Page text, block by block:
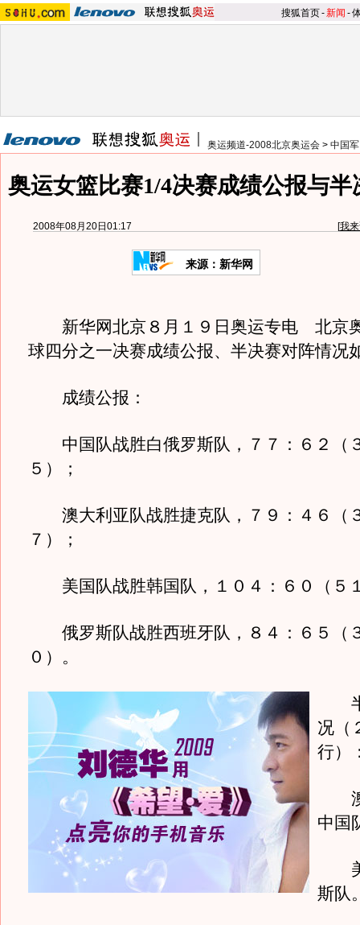
搜狐首页-新闻 -
奥运频道-2008北京奥运会 > 中国
奥运女篮比赛1/4决赛成绩公报与半
2008年08月20日01:17 [我
来源：新华网
新华网北京８月１９日奥运专电 北京
球四分之一决赛成绩公报、半决赛对阵情况
成绩公报：
中国队战胜白俄罗斯队，７７：６２（
５）；
澳大利亚队战胜捷克队，７９：４６（
７）；
美国队战胜韩国队，１０４：６０（５
俄罗斯队战胜西班牙队，８４：６５（
０）。
半
况（
行）
澳
中国
美
斯队